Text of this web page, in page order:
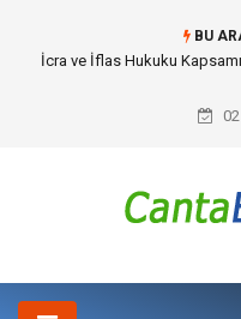
BU
Cybersecurity Solutions